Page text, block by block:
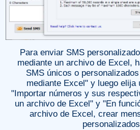
Para enviar SMS
mediante un archivo de Excel,
SMS únicos o
mediante Excel" y luego elija
"Importar números y sus
un archivo de Excel" y "En
archivo de Excel, crear